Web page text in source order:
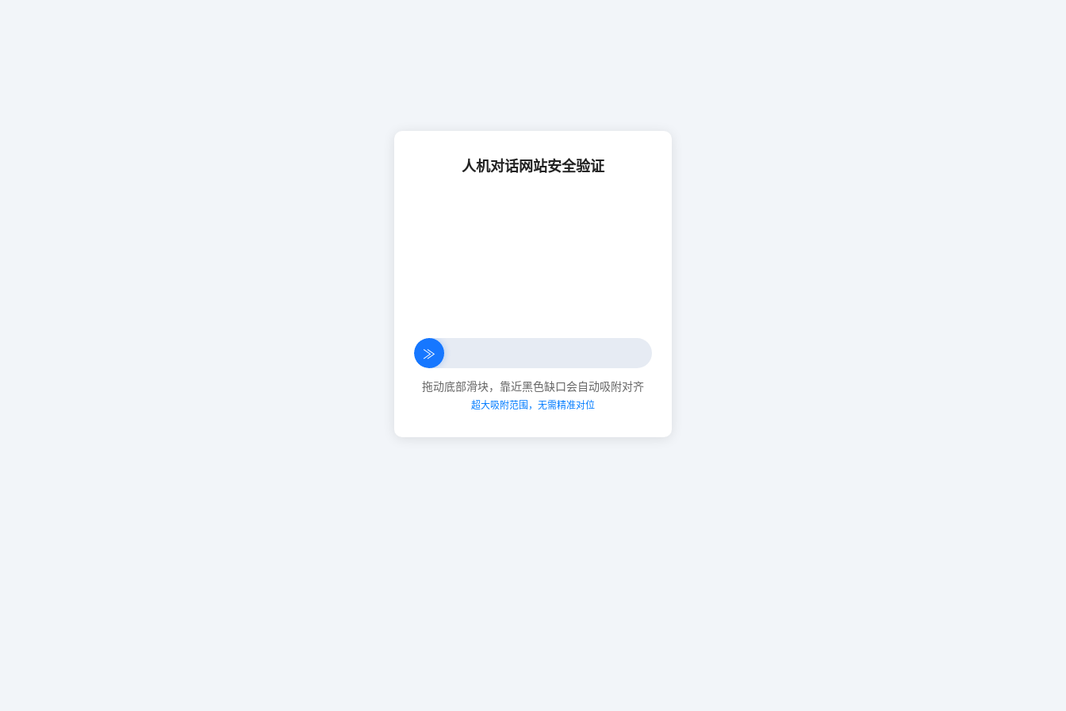
人机对话网站安全验证
≫
拖动底部滑块，靠近黑色缺口会自动吸附对齐
超大吸附范围，无需精准对位